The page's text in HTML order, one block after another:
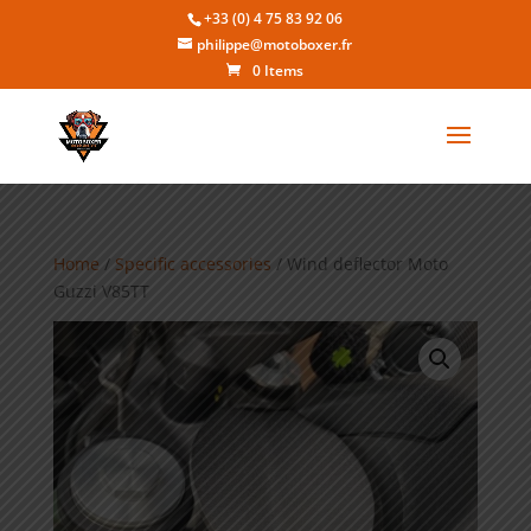
+33 (0) 4 75 83 92 06
philippe@motoboxer.fr
0 Items
Home / Specific accessories / Wind deflector Moto
Guzzi V85TT